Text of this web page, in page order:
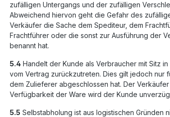
zufälligen Untergangs und der zufälligen
Abweichend hiervon geht die Gefahr des
Verkäufer die Sache dem Spediteur, dem
Frachtführer oder die sonst zur Ausführung der
benannt hat.
5.4 Handelt der Kunde als Verbraucher mit Sitz
vom Vertrag zurückzutreten. Dies gilt jedoch
dem Zulieferer abgeschlossen hat. Der
Verfügbarkeit der Ware wird der Kunde
5.5 Selbstabholung ist aus logistischen Gründen